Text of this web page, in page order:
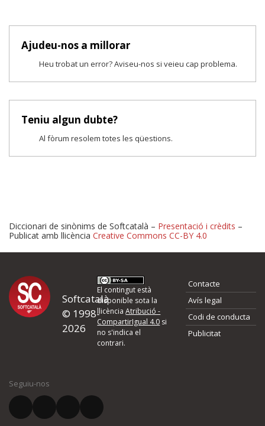
Ajudeu-nos a millorar
Heu trobat un error? Aviseu-nos si veieu cap problema.
Teniu algun dubte?
Al fòrum resolem totes les qüestions.
Proposeu-nos millores o
d'errors
Si heu trobat un error o voleu proposar alguna millora, ompliu els
quina és la millora que proposeu o l'error del qual voleu informar-
El vostre correu electrònic *
Diccionari de sinònims de Softcatalà – Presentació i crèdits –
Publicat amb llicència Creative Commons CC-BY 4.0
Softcatalà
© 1998-
2026
El contingut està
disponible sota la
llicènciaAtribució -
CompartirIgual 4.0 si
no s'indica el
contrari.
Contacte
Avís legal
Codi de conducta
Publicitat
Seguiu-nos